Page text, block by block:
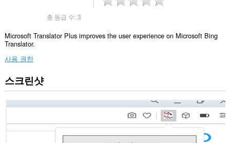
총 등급 수:3
Microsoft Translator Plus improves the user experience on Microsoft Bing
Translator.
사용 권한
이
확
기
은
일
스크린샷